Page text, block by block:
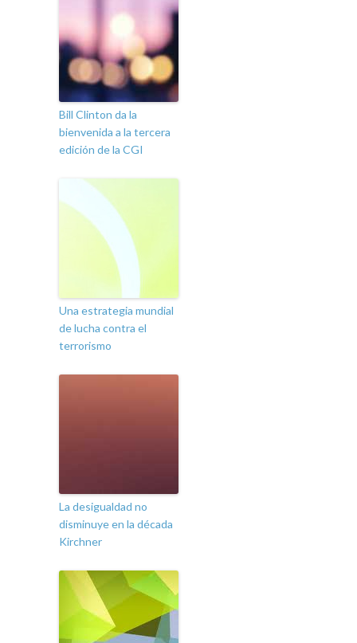
Bill Clinton da la
bienvenida a la tercera
edición de la CGI
Una estrategia mundial
de lucha contra el
terrorismo
La desigualdad no
disminuye en la década
Kirchner